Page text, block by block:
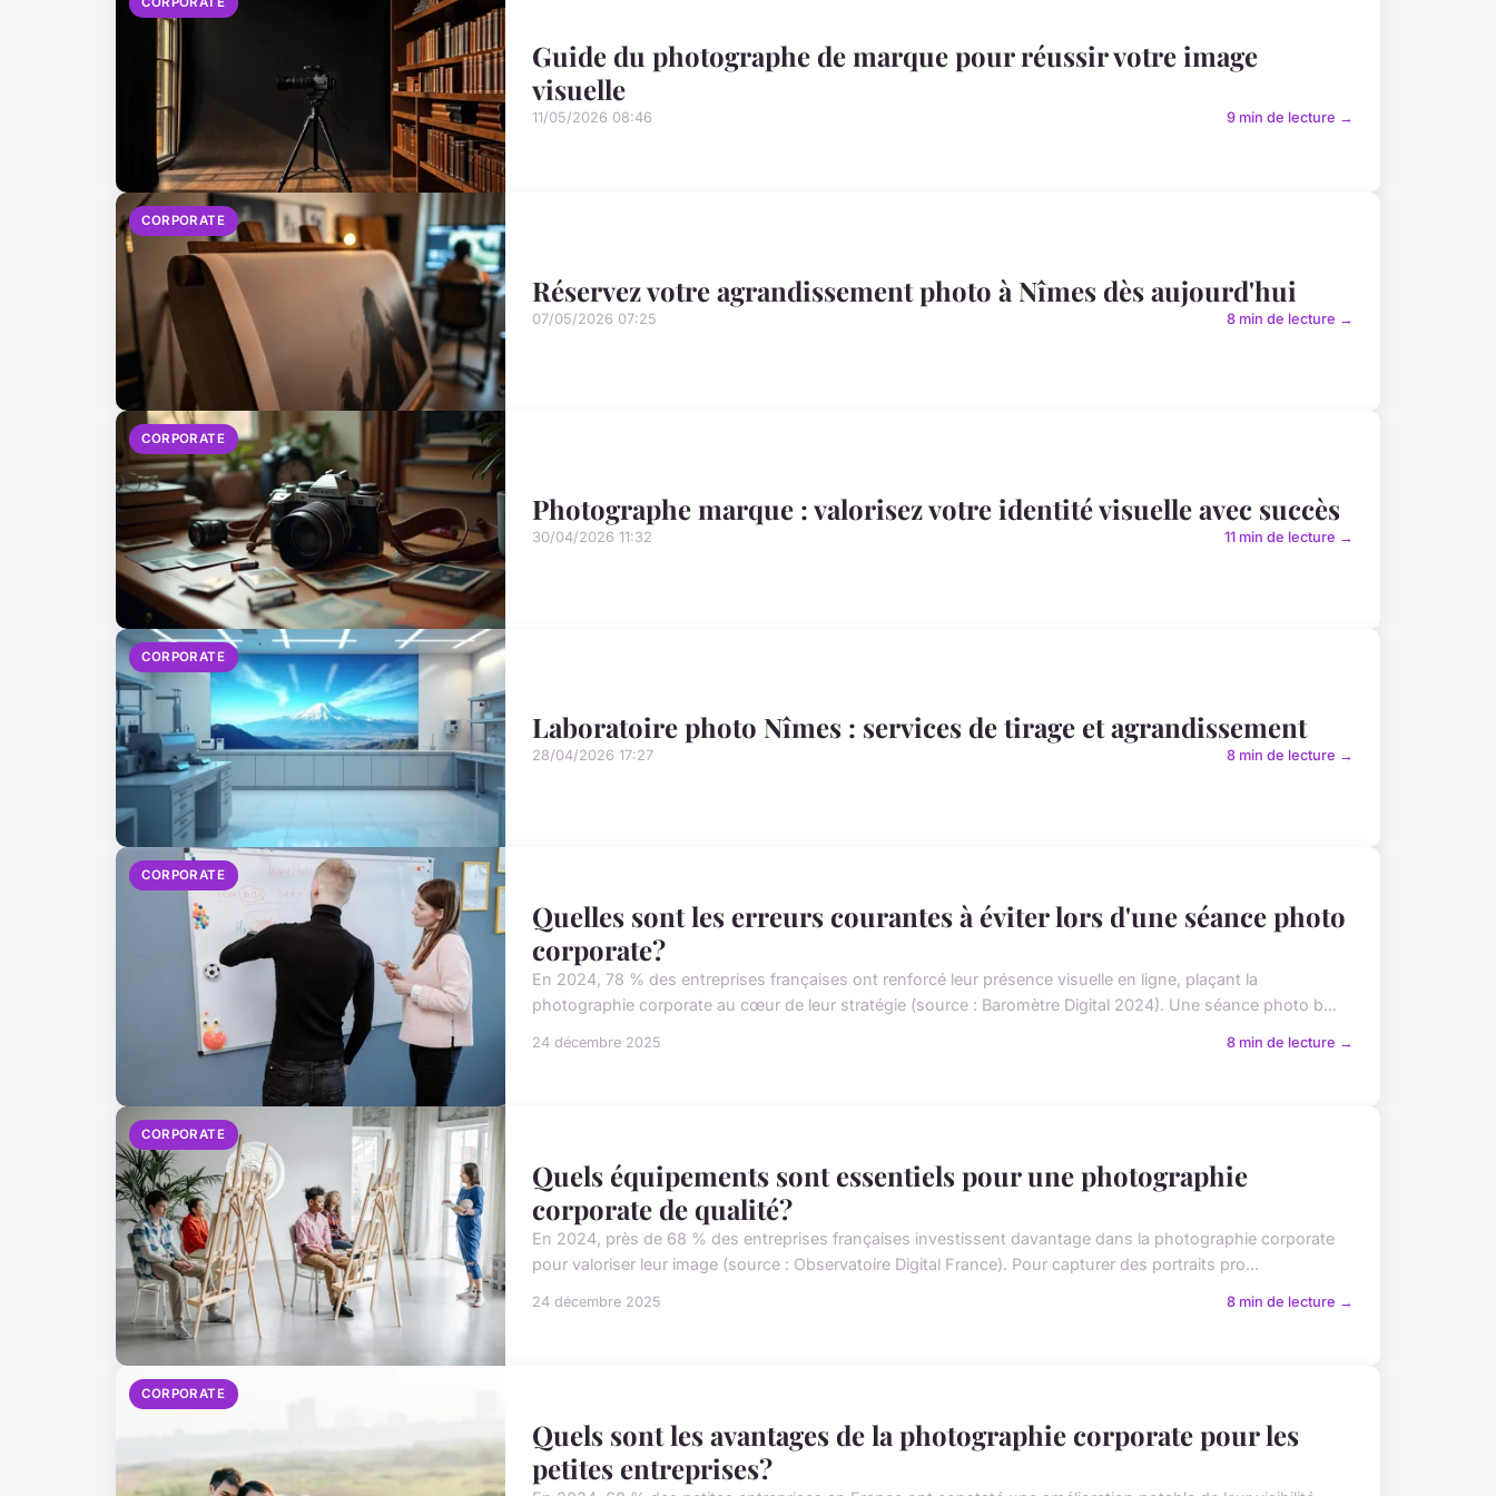
Guide du photographe de marque pour réussir votre image
visuelle
11/05/2026 08:46 9 min de lecture →
CORPORATE
Réservez votre agrandissement photo à Nîmes dès aujourd'hui
07/05/2026 07:25 8 min de lecture →
CORPORATE
Photographe marque : valorisez votre identité visuelle avec succès
30/04/2026 11:32 11 min de lecture →
CORPORATE
Laboratoire photo Nîmes : services de tirage et agrandissement
28/04/2026 17:27 8 min de lecture →
CORPORATE
Quelles sont les erreurs courantes à éviter lors d'une séance photo
corporate?
En 2024, 78 % des entreprises françaises ont renforcé leur présence visuelle en ligne, plaçant la
photographie corporate au cœur de leur stratégie (source : Baromètre Digital 2024). Une séance photo b...
24 décembre 2025 8 min de lecture →
CORPORATE
Quels équipements sont essentiels pour une photographie
corporate de qualité?
En 2024, près de 68 % des entreprises françaises investissent davantage dans la photographie corporate
pour valoriser leur image (source : Observatoire Digital France). Pour capturer des portraits pro...
24 décembre 2025 8 min de lecture →
CORPORATE
Quels sont les avantages de la photographie corporate pour les
petites entreprises?